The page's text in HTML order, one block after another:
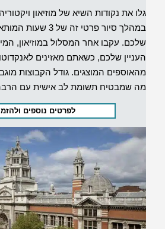
גלו את נקודות השיא של מוזיאון
במהלך סיור פרטי זה
שלכם. עקבו אחר המסלול במוזיאון,
העניין שלכם, כשאתם מאזינים
מהאוספים המוצגים. גודל הקבוצות
מה שמבטיח תשומת לב אישית עם
לפרטים נוספים